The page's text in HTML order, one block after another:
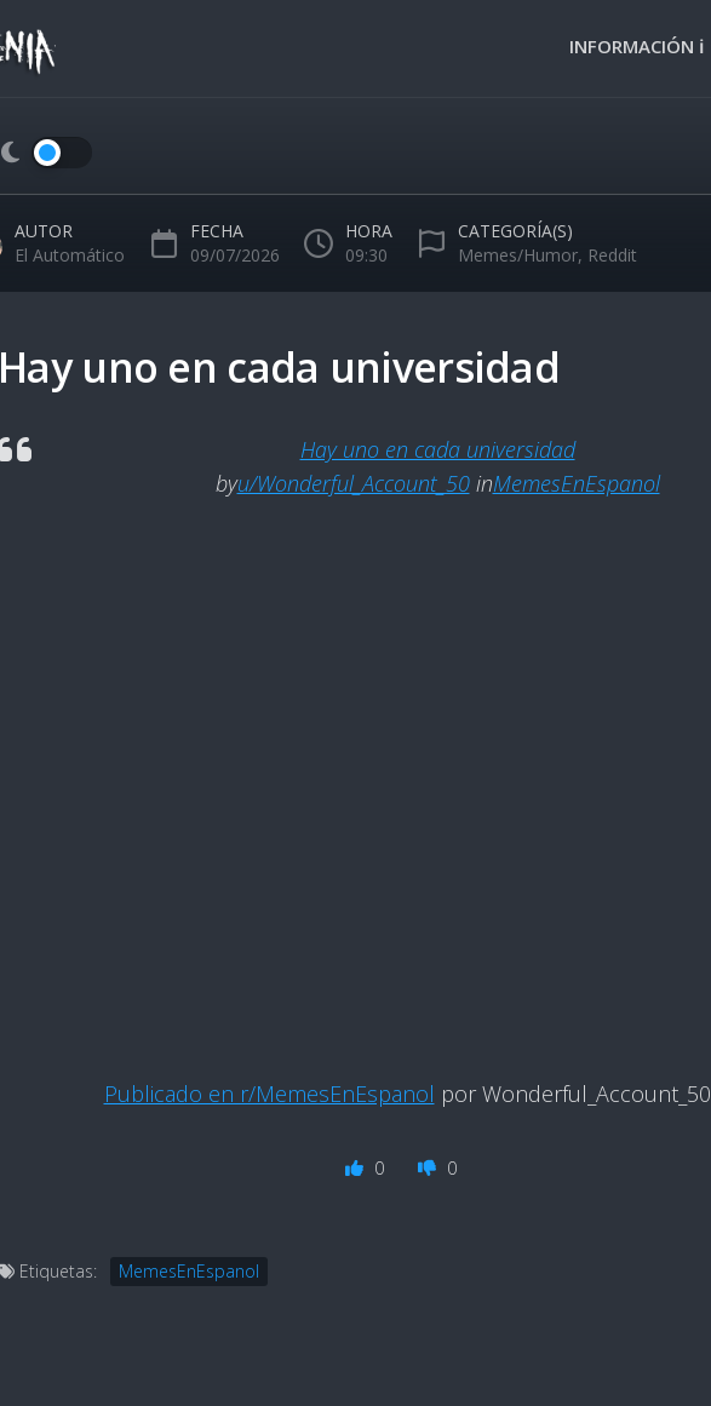
INFORMACIÓN ℹ️
NORMAS
USO
🚸
AUTOR
El Automático
FECHA
09/07/2026
HORA
09:30
CATEGORÍA(S)
Memes/Humor, Reddit
Hay uno en cada universidad
Hay uno en cada universidad
byu/Wonderful_Account_50inMemesEnEspanol
Publicado en r/MemesEnEspanol por Wonderful_Account_50
0 0
Etiquetas: MemesEnEspanol